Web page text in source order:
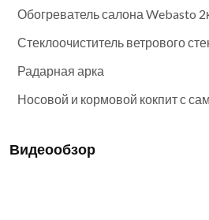
Обогреватель салона Webasto
Стеклоочиститель ветрового
Радарная арка
Носовой и кормовой кокпит с
Видеообзор